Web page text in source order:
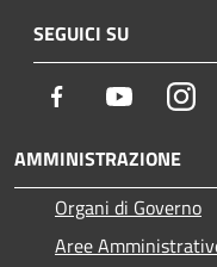
SEGUICI SU
Facebook Youtube
AMMINISTRAZIONE
Organi di Governo
Aree